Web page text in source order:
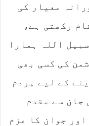
معیار کی
رکھتی ہے،
اللہ ہمارا
کی کسی بھی
کے لیے ہردم
جان سے مقدم
جوان کا عزم